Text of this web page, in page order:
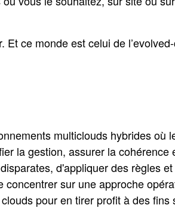
ce monde est celui de
multiclouds hybrides
la gestion, assurer la
d'appliquer des règles
sur une approche
pour en tirer profit à des